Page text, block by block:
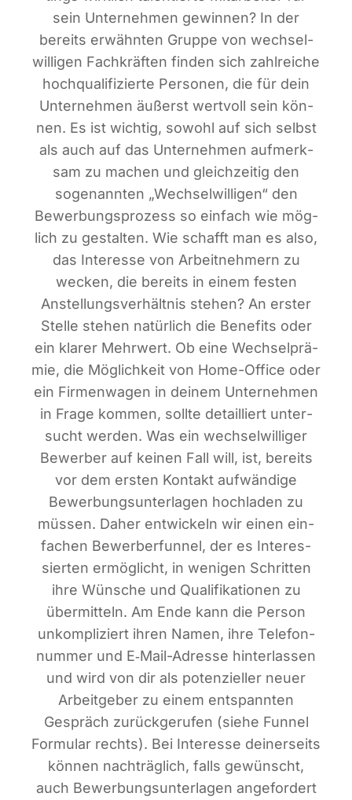
sein Unter­neh­men gewin­nen? In der
bereits erwähn­ten Grup­pe von wech­sel­
wil­li­gen Fach­kräf­ten fin­den sich zahl­rei­che
hoch­qua­li­fi­zier­te Per­so­nen, die für dein
Unter­neh­men äußerst wert­voll sein kön­
nen. Es ist wich­tig, sowohl auf sich selbst
als auch auf das Unter­neh­men auf­merk­
sam zu machen und gleich­zei­tig den
soge­nann­ten „Wech­sel­wil­li­gen“ den
Bewer­bungs­pro­zess so ein­fach wie mög­
lich zu gestal­ten. Wie schafft man es also,
das Inter­es­se von Arbeit­neh­mern zu
wecken, die bereits in einem fes­ten
Anstel­lungs­ver­hält­nis ste­hen? An ers­ter
Stel­le ste­hen natür­lich die Bene­fits oder
ein kla­rer Mehr­wert. Ob eine Wech­sel­prä­
mie, die Mög­lich­keit von Home-Office oder
ein Fir­men­wa­gen in dei­nem Unter­neh­men
in Fra­ge kom­men, soll­te detail­liert unter­
sucht wer­den. Was ein wech­sel­wil­li­ger
Bewer­ber auf kei­nen Fall will, ist, bereits
vor dem ers­ten Kon­takt auf­wän­di­ge
Bewer­bungs­un­ter­la­gen hoch­la­den zu
müs­sen. Daher ent­wi­ckeln wir einen ein­
fa­chen Bewer­ber­fun­nel, der es Inter­es­
sier­ten ermög­licht, in weni­gen Schrit­ten
ihre Wün­sche und Qua­li­fi­ka­tio­nen zu
über­mit­teln. Am Ende kann die Per­son
unkom­pli­ziert ihren Namen, ihre Tele­fon­
num­mer und E‑Mail-Adres­se hin­ter­las­sen
und wird von dir als poten­zi­el­ler neu­er
Arbeit­ge­ber zu einem ent­spann­ten
Gespräch zurück­ge­ru­fen (sie­he Fun­nel
For­mu­lar rechts). Bei Inter­es­se dei­ner­seits
kön­nen nach­träg­lich, falls gewünscht,
auch Bewer­bungs­un­ter­la­gen ange­for­dert